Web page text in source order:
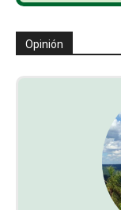
Opinión